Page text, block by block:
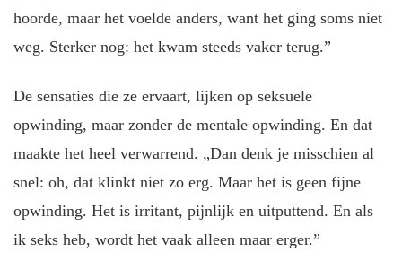
hoorde, maar het voelde anders, want het ging soms niet
weg. Sterker nog: het kwam steeds vaker terug.”
De sensaties die ze ervaart, lijken op seksuele
opwinding, maar zonder de mentale opwinding. En dat
maakte het heel verwarrend. „Dan denk je misschien al
snel: oh, dat klinkt niet zo erg. Maar het is geen fijne
opwinding. Het is irritant, pijnlijk en uitputtend. En als
ik seks heb, wordt het vaak alleen maar erger.”